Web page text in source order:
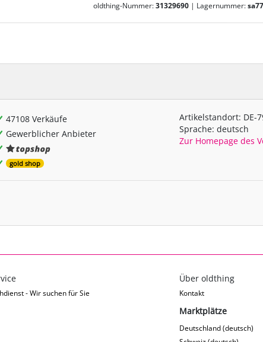
oldthing-Nummer:31329690 | Lagernummer:
47108 Verkäufe
Gewerblicher Anbieter
gold shop
Artikelstandort: DE-
Sprache: deutsch
Zur Homepage des
- Wir suchen für Sie
Über oldthing
Kontakt
Marktplätze
Deutschland (deutsch)